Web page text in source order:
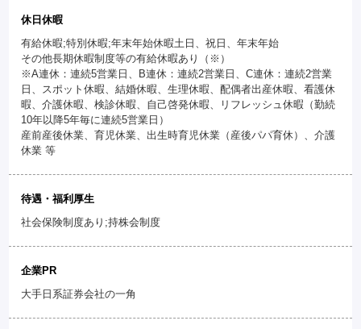
休日休暇
有給休暇;特別休暇;年末年始休暇土日、祝日、年末年始
その他長期休暇制度等の有給休暇あり（※）
※A連休：連続5営業日、B連休：連続2営業日、C連休：連続2営業
日、スポット休暇、結婚休暇、生理休暇、配偶者出産休暇、看護休
暇、介護休暇、検診休暇、自己啓発休暇、リフレッシュ休暇（勤続
10年以降5年毎に連続5営業日）
産前産後休業、育児休業、出生時育児休業（産後パパ育休）、介護
休業 等
待遇・福利厚生
社会保険制度あり;持株会制度
企業PR
大手日系証券会社の一角